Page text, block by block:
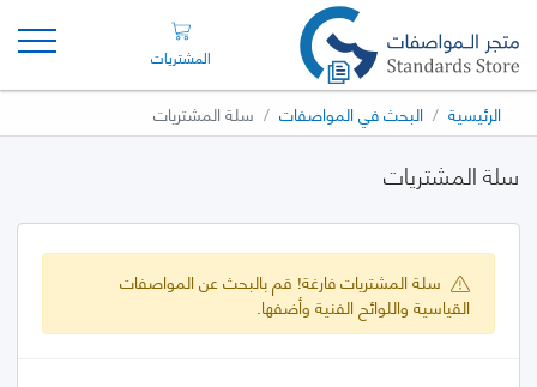
المشتريات
الرئيسية البحث في المواصفات سلة المشتريات
سلة المشتريات
سلة المشتريات فارغة! قم بالبحث عن المواصفات
القياسية واللوائح الفنية وأضفها.